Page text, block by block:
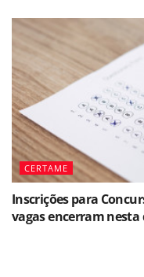
CERTAME
Inscrições para
vagas encerram